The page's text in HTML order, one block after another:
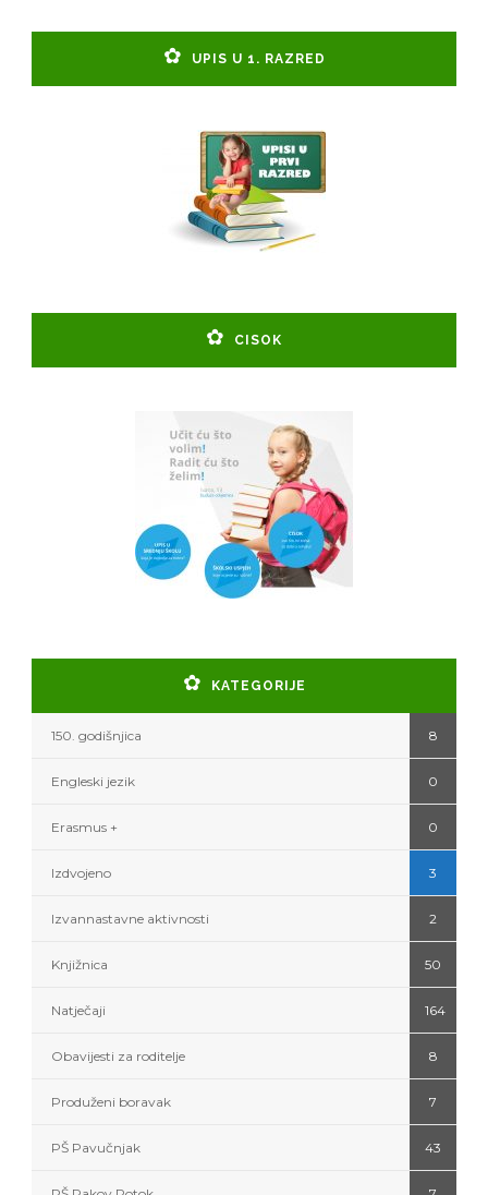
UPIS U 1. RAZRED
CISOK
KATEGORIJE
150. godišnjica 8
Engleski jezik 0
Erasmus + 0
Izdvojeno 3
Izvannastavne aktivnosti 2
Knjižnica 50
Natječaji 164
Obavijesti za roditelje 8
Produženi boravak 7
PŠ Pavučnjak 43